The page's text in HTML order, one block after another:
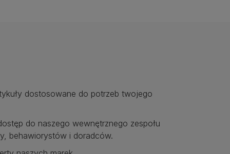
dostosowane do potrzeb twojego
do naszego wewnętrznego zespołu
behawiorystów i doradców.​